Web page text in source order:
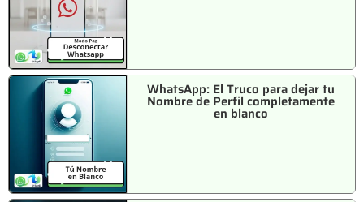
WhatsApp: El Truco para dejar tu
Nombre de Perfil completamente
en blanco